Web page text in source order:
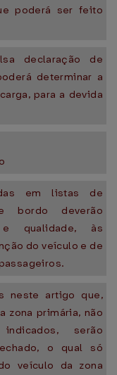
poderá ser feito
declaração de
determinar a
para a devida
em listas de
bordo deverão
e qualidade, às
do veículo e de
neste artigo que,
zona primária, não
serão
o qual só
veículo da zona